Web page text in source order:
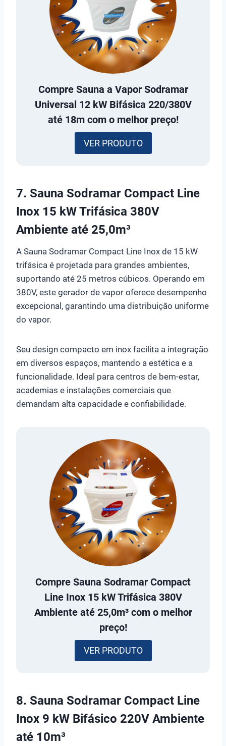
Compre Sauna a Vapor Sodramar
Universal 12 kW Bifásica 220/380V
até 18mcom o melhor preço!
VER PRODUTO
7. Sauna Sodramar Compact Line
Inox 15 kW Trifásica 380V
Ambiente até 25,0m³
A Sauna Sodramar Compact Line Inox de 15 kW
trifásica é projetada para grandes ambientes,
suportando até 25 metros cúbicos. Operando em
380V, este gerador de vapor oferece desempenho
excepcional, garantindo uma distribuição uniforme
do vapor.
Seu design compacto em inox facilita a integração
em diversos espaços, mantendo a estética e a
funcionalidade. Ideal para centros de bem-estar,
academias e instalações comerciais que
demandam alta capacidade e confiabilidade.
Compre Sauna Sodramar Compact
Line Inox 15 kW Trifásica 380V
Ambiente até 25,0m³com o melhor
preço!
VER PRODUTO
8. Sauna Sodramar Compact Line
Inox 9 kW Bifásico 220V Ambiente
até 10m³